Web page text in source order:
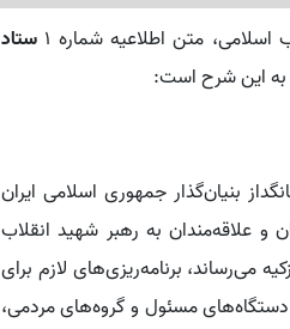
متن اطلاعیه شماره ۱
ستاد
به این شرح است:
بنیان‌گذار جمهوری اسلامی ایران
و علاقه‌مندان به رهبر شهید انقلاب
می‌رساند، برنامه‌ریزی‌های لازم برای
مسئول و گروه‌های مردمی،